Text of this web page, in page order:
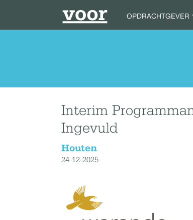
OPDRACHTGEVER
Interim
Ingevuld
Houten
24-12-2025